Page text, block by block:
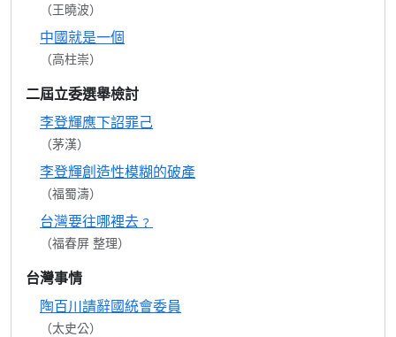
（王曉波）
中國就是一個
（高柱崇）
二屆立委選舉檢討
李登輝應下詔罪己
（茅漢）
李登輝創造性模糊的破產
（福蜀濤）
台灣要往哪裡去﹖
（福春屏 整理）
台灣事情
陶百川請辭國統會委員
（太史公）